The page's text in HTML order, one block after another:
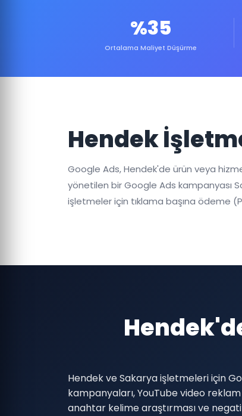
%35
Ortalama Maliyet Düşürme
Hendek
Google Ads, Hendek'de ürün veya
yönetilen bir Google Ads kampanyası
işletmeler için tıklama başına ödeme
Hendek ve Sakarya işletmeleri için
kampanyaları, YouTube video
anahtar kelime araştırması ve